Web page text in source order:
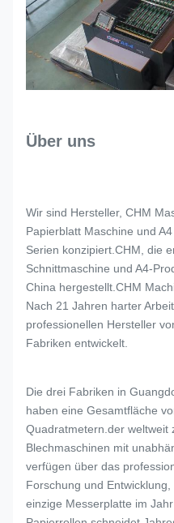
Über uns
Wir sind Hersteller, CHM
Papierblatt Maschine und
Serien konzipiert.CHM, die
Schnittmaschine und A4-
China hergestellt.CHM
Nach 21 Jahren harter
professionellen Hersteller
Fabriken entwickelt.
Die drei Fabriken in
haben eine Gesamtfläche
Quadratmetern.der weltweit
Blechmaschinen mit
verfügen über das
Forschung und
einzige Messerplatte im